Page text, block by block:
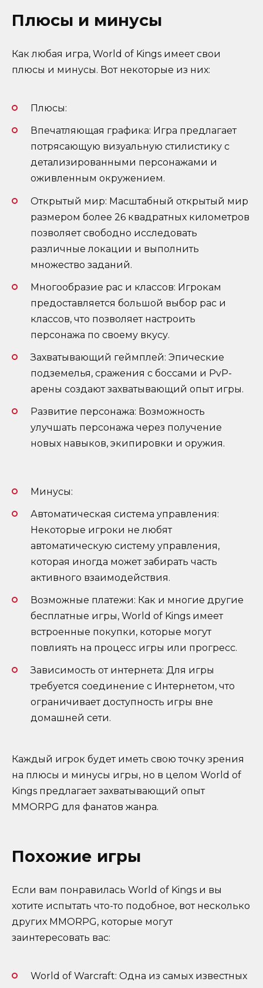
Плюсы и минусы
Как любая игра, World of Kings имеет свои
плюсы и минусы. Вот некоторые из них:
Плюсы:
Впечатляющая графика: Игра предлагает
потрясающую визуальную стилистику с
детализированными персонажами и
оживленным окружением.
Открытый мир: Масштабный открытый мир
размером более 26 квадратных километров
позволяет свободно исследовать
различные локации и выполнить
множество заданий.
Многообразие рас и классов: Игрокам
предоставляется большой выбор рас и
классов, что позволяет настроить
персонажа по своему вкусу.
Захватывающий геймплей: Эпические
подземелья, сражения с боссами и PvP-
арены создают захватывающий опыт игры.
Развитие персонажа: Возможность
улучшать персонажа через получение
новых навыков, экипировки и оружия.
Минусы:
Автоматическая система управления:
Некоторые игроки не любят
автоматическую систему управления,
которая иногда может забирать часть
активного взаимодействия.
Возможные платежи: Как и многие другие
бесплатные игры, World of Kings имеет
встроенные покупки, которые могут
повлиять на процесс игры или прогресс.
Зависимость от интернета: Для игры
требуется соединение с Интернетом, что
ограничивает доступность игры вне
домашней сети.
Каждый игрок будет иметь свою точку зрения
на плюсы и минусы игры, но в целом World of
Kings предлагает захватывающий опыт
MMORPG для фанатов жанра.
Похожие игры
Если вам понравилась World of Kings и вы
хотите испытать что-то подобное, вот несколько
других MMORPG, которые могут
заинтересовать вас:
World of Warcraft: Одна из самых известных